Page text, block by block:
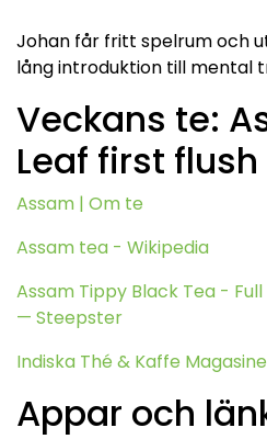
Johan får fritt spelrum och
lång introduktion till mental
Veckans te:
Leaf first flush
Assam | Om te
Assam tea - Wikipedia
Assam Tippy Black Tea -
— Steepster
Indiska Thé & Kaffe
Appar och